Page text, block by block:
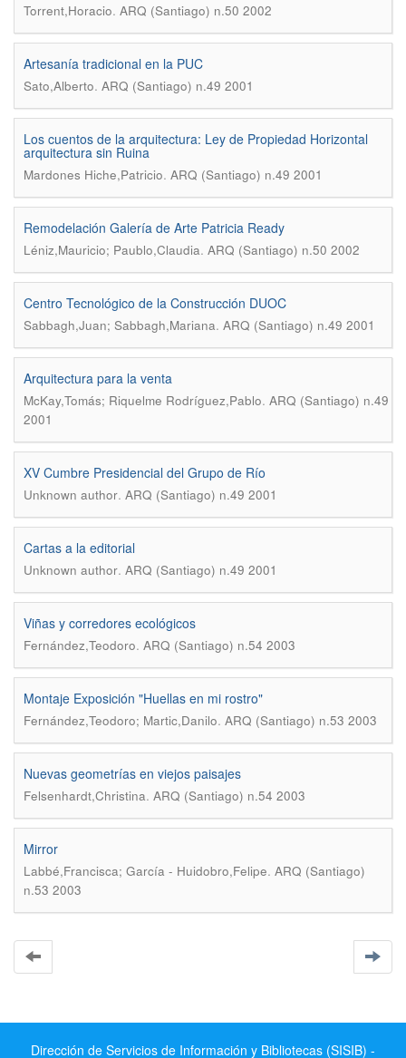
Torrent,Horacio. ARQ (Santiago) n.50 2002
Artesanía tradicional en la PUC
Sato,Alberto. ARQ (Santiago) n.49 2001
Los cuentos de la arquitectura: Ley de Propiedad Horizontal
arquitectura sin Ruina
Mardones Hiche,Patricio. ARQ (Santiago) n.49 2001
Remodelación Galería de Arte Patricia Ready
Léniz,Mauricio; Paublo,Claudia. ARQ (Santiago) n.50 2002
Centro Tecnológico de la Construcción DUOC
Sabbagh,Juan; Sabbagh,Mariana. ARQ (Santiago) n.49 2001
Arquitectura para la venta
McKay,Tomás; Riquelme Rodríguez,Pablo. ARQ (Santiago) n.49
2001
XV Cumbre Presidencial del Grupo de Río
Unknown author. ARQ (Santiago) n.49 2001
Cartas a la editorial
Unknown author. ARQ (Santiago) n.49 2001
Viñas y corredores ecológicos
Fernández,Teodoro. ARQ (Santiago) n.54 2003
Montaje Exposición "Huellas en mi rostro"
Fernández,Teodoro; Martic,Danilo. ARQ (Santiago) n.53 2003
Nuevas geometrías en viejos paisajes
Felsenhardt,Christina. ARQ (Santiago) n.54 2003
Mirror
Labbé,Francisca; García - Huidobro,Felipe. ARQ (Santiago)
n.53 2003
Dirección de Servicios de Información y Bibliotecas (SISIB) -